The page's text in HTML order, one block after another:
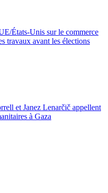
États-Unis sur le commerce
travaux avant les élections
et Janez Lenarčič appellent
à Gaza